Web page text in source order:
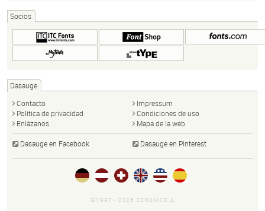
Socios
Dasauge
Contacto
Impressum
Política de privacidad
Condiciones de uso
Enlázanos
Mapa de la web
Dasauge en Facebook Dasauge en Pinterest
©1997—2026 ZERAMEDIA